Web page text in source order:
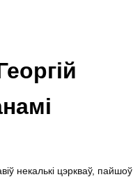
некалькі цэркваў, пайшоў